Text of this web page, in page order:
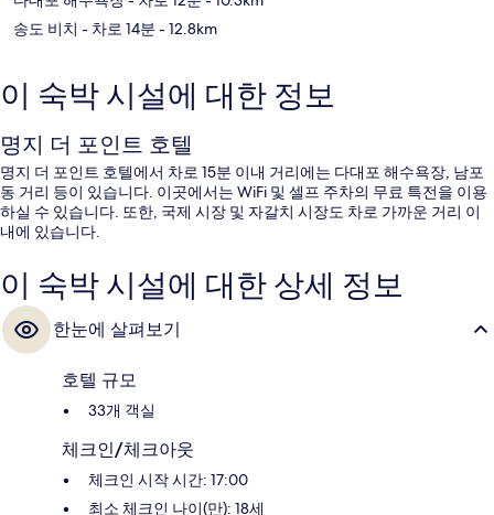
송도 비치 - 차로 14분 - 12.8km
이 숙박 시설에 대한 정보
명지 더 포인트 호텔
명지 더 포인트 호텔에서 차로 15분 이내 거리에는 다대포 해수욕장, 남포
동 거리 등이 있습니다. 이곳에서는 WiFi 및 셀프 주차의 무료 특전을 이용
하실 수 있습니다. 또한, 국제 시장 및 자갈치 시장도 차로 가까운 거리 이
내에 있습니다.
이 숙박 시설에 대한 상세 정보
한눈에 살펴보기
호텔 규모
33개 객실
체크인/체크아웃
체크인 시작 시간: 17:00
최소 체크인 나이(만): 18세